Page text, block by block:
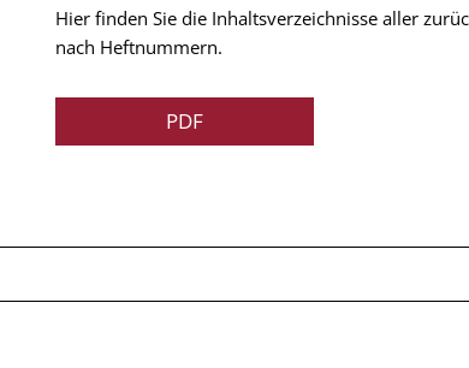
Hier finden Sie die Inhaltsverzeichnisse aller
nach Heftnummern.
PDF